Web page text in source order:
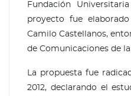
Fundación
proyecto fue
Camilo Castellanos,
de Comunicaciones de
La propuesta fue
2012, declarando el